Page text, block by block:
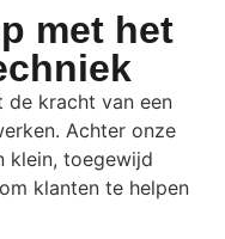
met het
de kracht van een
Achter onze
klein, toegewijd
klanten te helpen